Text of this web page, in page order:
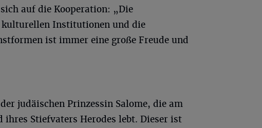
auf die Kooperation: „Die
Institutionen und die
ist immer eine große Freude und
judäischen Prinzessin Salome, die am
Stiefvaters Herodes lebt. Dieser ist